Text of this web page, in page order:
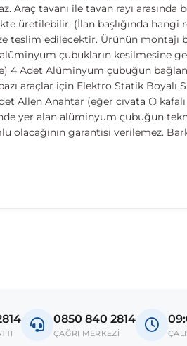
Araç tavanı ile tavan rayı
üretilebilir. (İlan başlığında
teslim edilecektir. Ürünün montajı
alüminyum çubukların kesilmesine
4 Adet Alüminyum çubuğun
araçlar için Elektro Statik Boyalı
Allen Anahtar (eğer cıvata ⬡
yer alan alüminyum çubuğun
garantisi verilemez.
Sipariş vermeden
0850 840 2814
ÇAĞRI MERKEZİ